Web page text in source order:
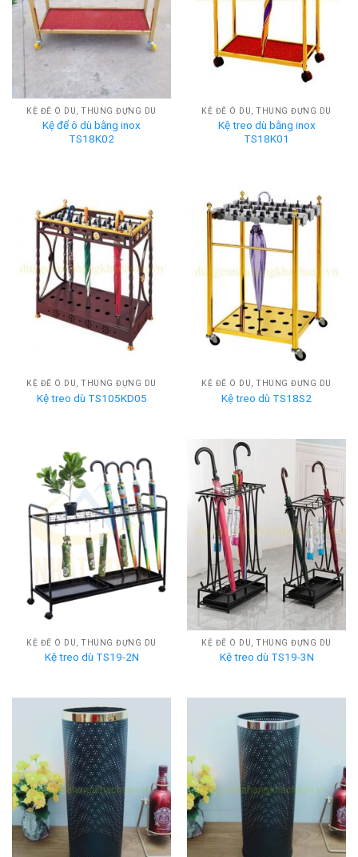
KỆ ĐỂ Ô DÙ, THÙNG ĐỰNG DÙ
Kệ để ô dù bằng inox
TS18K02
KỆ ĐỂ Ô DÙ, THÙNG ĐỰNG DÙ
Kệ treo dù bằng inox
TS18K01
KỆ ĐỂ Ô DÙ, THÙNG ĐỰNG DÙ
Kệ treo dù TS105KD05
KỆ ĐỂ Ô DÙ, THÙNG ĐỰNG DÙ
Kệ treo dù TS18S2
KỆ ĐỂ Ô DÙ, THÙNG ĐỰNG DÙ
Kệ treo dù TS19-2N
KỆ ĐỂ Ô DÙ, THÙNG ĐỰNG DÙ
Kệ treo dù TS19-3N